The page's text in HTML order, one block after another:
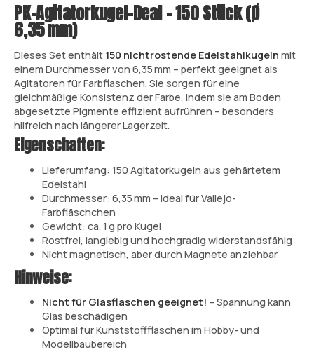
PK-Agitatorkugel-Deal – 150 Stück (Ø
6,35 mm)
Dieses Set enthält 150 nichtrostende Edelstahlkugeln mit
einem Durchmesser von 6,35 mm – perfekt geeignet als
Agitatoren für Farbflaschen. Sie sorgen für eine
gleichmäßige Konsistenz der Farbe, indem sie am Boden
abgesetzte Pigmente effizient aufrühren – besonders
hilfreich nach längerer Lagerzeit.
Eigenschaften:
Lieferumfang: 150 Agitatorkugeln aus gehärtetem
Edelstahl
Durchmesser: 6,35 mm – ideal für Vallejo-
Farbfläschchen
Gewicht: ca. 1 g pro Kugel
Rostfrei, langlebig und hochgradig widerstandsfähig
Nicht magnetisch, aber durch Magnete anziehbar
Hinweise:
Nicht für Glasflaschen geeignet! – Spannung kann
Glas beschädigen
Optimal für Kunststoffflaschen im Hobby- und
Modellbaubereich